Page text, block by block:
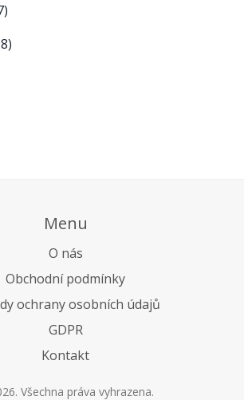
Menu
O nás
Obchodní podmínky
ochrany osobních údajů
GDPR
Kontakt
Všechna práva vyhrazena.